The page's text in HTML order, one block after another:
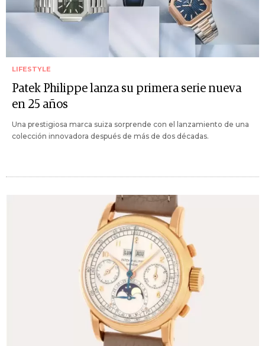
LIFESTYLE
Patek Philippe lanza su primera serie nueva
en 25 años
Una prestigiosa marca suiza sorprende con el lanzamiento de una
colección innovadora después de más de dos décadas.